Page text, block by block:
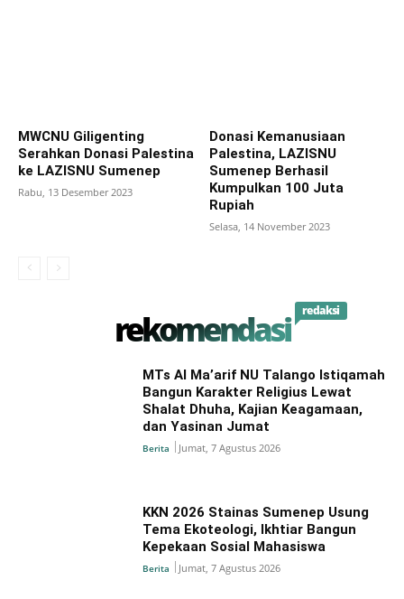
MWCNU Giligenting
Serahkan Donasi Palestina
ke LAZISNU Sumenep
Rabu, 13 Desember 2023
Donasi Kemanusiaan
Palestina, LAZISNU
Sumenep Berhasil
Kumpulkan 100 Juta
Rupiah
Selasa, 14 November 2023
rekomendasi redaksi
MTs Al Ma’arif NU Talango Istiqamah
Bangun Karakter Religius Lewat
Shalat Dhuha, Kajian Keagamaan,
dan Yasinan Jumat
Berita Jumat, 7 Agustus 2026
KKN 2026 Stainas Sumenep Usung
Tema Ekoteologi, Ikhtiar Bangun
Kepekaan Sosial Mahasiswa
Berita Jumat, 7 Agustus 2026